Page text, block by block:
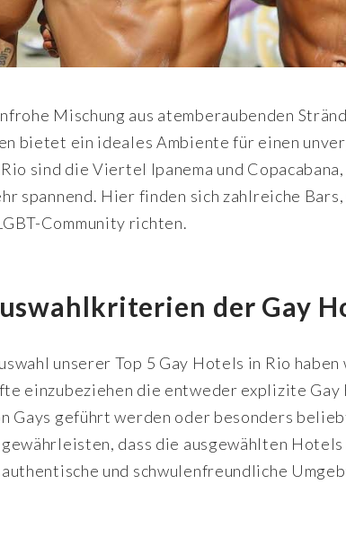
Mischung aus atemberaubenden
bietet ein ideales Ambiente für einen
sind die Viertel Ipanema und
spannend. Hier finden sich zahlreiche
Community richten.
der Gay
unserer Top 5 Gay Hotels in Rio
einzubeziehen die entweder explizite
Gays geführt werden oder besonders
dass die ausgewählten
authentische und schwulenfreundliche